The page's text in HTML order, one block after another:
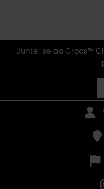
Junte-se ao Crocs™